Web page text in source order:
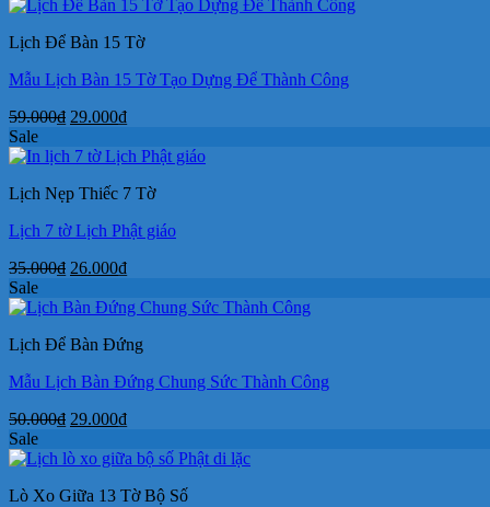
29.000₫.
Lịch Để Bàn 15 Tờ
Mẫu Lịch Bàn 15 Tờ Tạo Dựng Để Thành Công
59.000₫ Giá
là:
29.000₫Giá
tại
29.000₫.
Sale
Lịch Nẹp Thiếc 7 Tờ
Lịch 7 tờ Lịch Phật giáo
35.000₫ Giá
là:
26.000₫Giá
tại
26.000₫.
Sale
Lịch Để Bàn Đứng
Mẫu Lịch Bàn Đứng Chung Sức Thành Công
50.000₫ Giá
là:
29.000₫Giá
tại
29.000₫.
Sale
Lò Xo Giữa 13 Tờ Bộ Số